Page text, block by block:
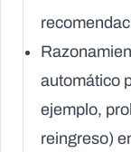
automático
ejemplo,
reingreso)